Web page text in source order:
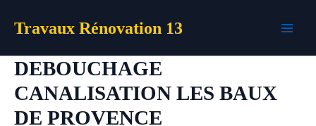
Travaux Rénovation 13
DEBOUCHAGE
CANALISATION LES BAUX
DE PROVENCE